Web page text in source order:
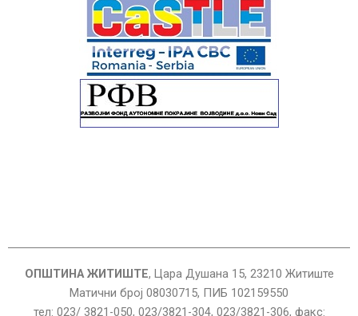
ОПШТИНА ЖИТИШТЕ, Цара Душана 15, 23210 Житиште
Матични број 08030715, ПИБ 102159550
тел: 023/ 3821-050, 023/3821-304, 023/3821-306, факс: